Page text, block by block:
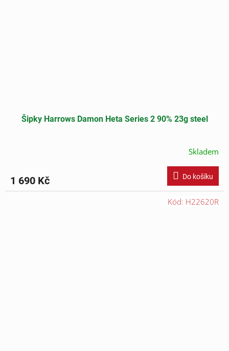
Šipky Harrows Damon Heta Series 2 90% 23g steel
Skladem
1 690 Kč Do košíku
Kód: H22620R